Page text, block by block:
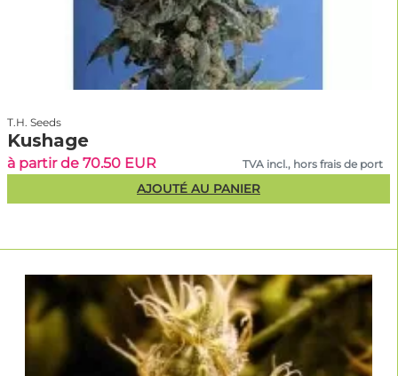
T.H. Seeds
Kushage
à partir de 70.50 EUR TVA incl., hors frais de port
AJOUTÉ AU PANIER